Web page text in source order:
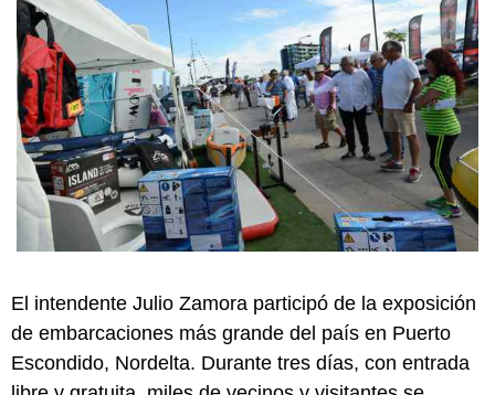
El intendente Julio Zamora participó de la exposición
de embarcaciones más grande del país en Puerto
Escondido, Nordelta. Durante tres días, con entrada